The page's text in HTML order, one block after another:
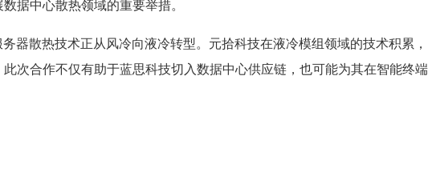
据中心散热领域的重要举措。
器散热技术正从风冷向液冷转型。元拾科技在液冷模组领域的技术积累，
次合作不仅有助于蓝思科技切入数据中心供应链，也可能为其在智能终端